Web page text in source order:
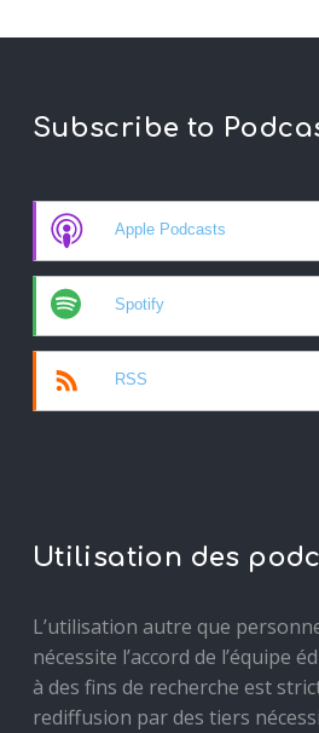
Subscribe to
Apple Podcasts
Spotify
RSS
Utilisation des
L’utilisation autre que
nécessite l’accord de l’équipe
à des fins de recherche est
rediffusion par des tiers